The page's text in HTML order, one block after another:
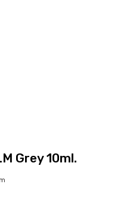
Grey 10ml.